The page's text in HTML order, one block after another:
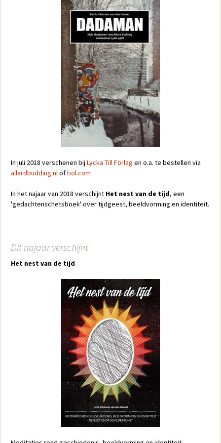
In juli 2018 verschenen bij Lycka Till Förlag en o.a. te bestellen via
allardbudding.nl ofbol.com
In het najaar van 2018 verschijnt Het nest van de tijd, een
'gedachtenschetsboek' over tijdgeest, beeldvorming en identiteit.
Dit najaar verschijnt
Het nest van de tijd